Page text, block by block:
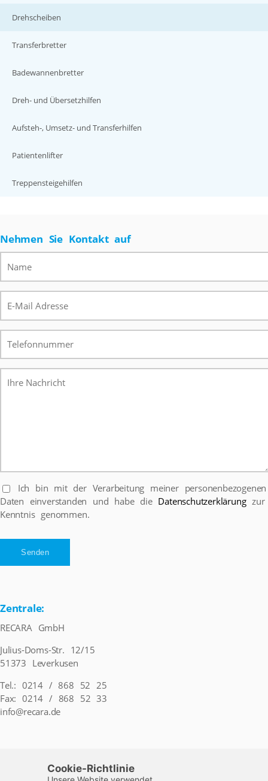
Drehscheiben
Transferbretter
Badewannenbretter
Dreh- und Übersetzhilfen
Aufsteh-, Umsetz- und Transferhilfen
Patientenlifter
Treppensteigehilfen
Nehmen Sie Kontakt auf
Ich bin mit der Verarbeitung meiner personenbezogenen
Daten einverstanden und habe die Datenschutzerklärungzur
Kenntnis genommen.
Zentrale:
RECARA GmbH
Julius-Doms-Str. 12/15
51373 Leverkusen
Tel.: 0214 / 868 52 25
Fax: 0214 / 868 52 33
info@recara.de
Cookie-Richtlinie